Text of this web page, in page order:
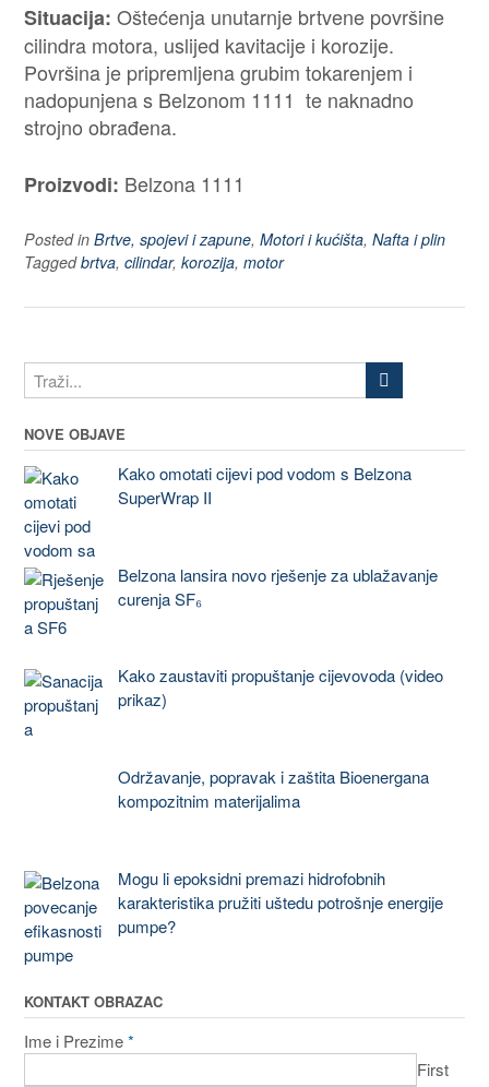
Situacija: Oštećenja unutarnje brtvene površine
cilindra motora, uslijed kavitacije i korozije.
Površina je pripremljena grubim tokarenjem i
nadopunjena s Belzonom 1111 te naknadno
strojno obrađena.
Proizvodi: Belzona 1111
Posted in Brtve, spojevi i zapune, Motori i kućišta, Nafta i plin
Taggedbrtva, cilindar, korozija, motor
NOVE OBJAVE
Kako omotati cijevi pod vodom s Belzona
SuperWrap II
Belzona lansira novo rješenje za ublažavanje
curenja SF₆
Kako zaustaviti propuštanje cijevovoda (video
prikaz)
Održavanje, popravak i zaštita Bioenergana
kompozitnim materijalima
Mogu li epoksidni premazi hidrofobnih
karakteristika pružiti uštedu potrošnje energije
pumpe?
KONTAKT OBRAZAC
Ime i Prezime*
First